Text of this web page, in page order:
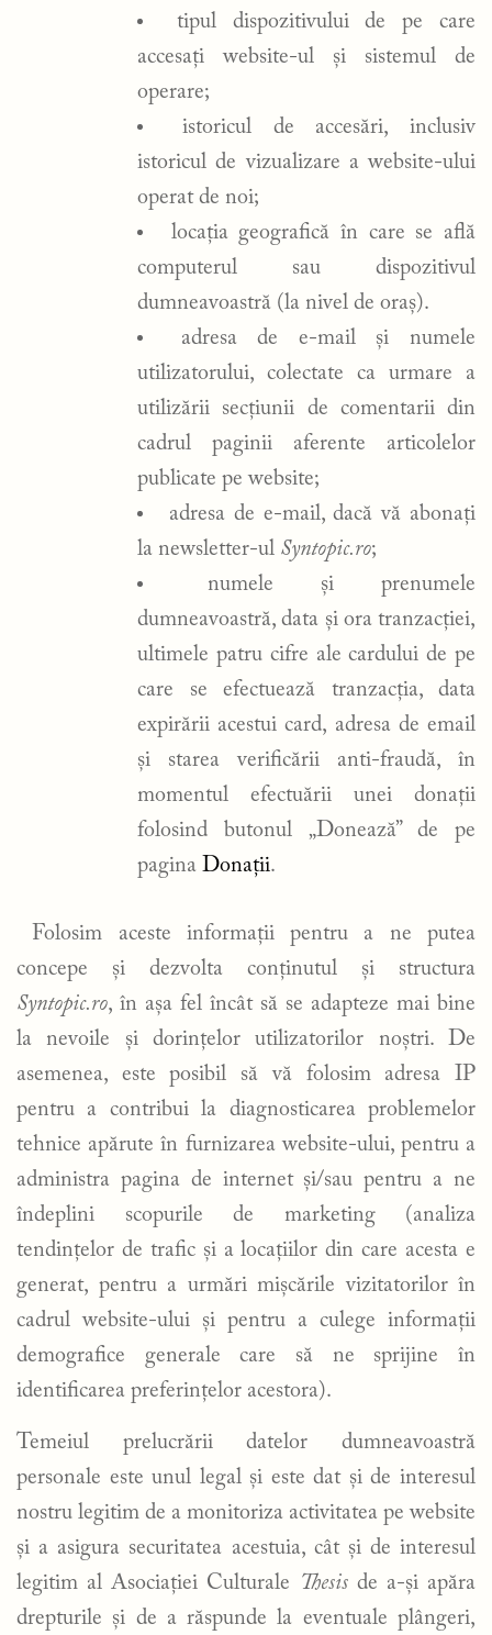
tipul dispozitivului de pe care
accesați website-ul și sistemul de
operare;
istoricul de accesări, inclusiv
istoricul de vizualizare a website-ului
operat de noi;
locația geografică în care se află
computerul sau dispozitivul
dumneavoastră (la nivel de oraș).
adresa de e-mail și numele
utilizatorului, colectate ca urmare a
utilizării secțiunii de comentarii din
cadrul paginii aferente articolelor
publicate pe website;
adresa de e-mail, dacă vă abonați
la newsletter-ul Syntopic.ro;
numele și prenumele
dumneavoastră, data și ora tranzacției,
ultimele patru cifre ale cardului de pe
care se efectuează tranzacția, data
expirării acestui card, adresa de email
și starea verificării anti-fraudă, în
momentul efectuării unei donații
folosind butonul „Donează” de pe
pagina Donații.
Folosim aceste informații pentru a ne putea
concepe și dezvolta conținutul și structura
Syntopic.ro, în așa fel încât să se adapteze mai bine
la nevoile și dorințelor utilizatorilor noștri. De
asemenea, este posibil să vă folosim adresa IP
pentru a contribui la diagnosticarea problemelor
tehnice apărute în furnizarea website-ului, pentru a
administra pagina de internet și/sau pentru a ne
îndeplini scopurile de marketing (analiza
tendințelor de trafic și a locațiilor din care acesta e
generat, pentru a urmări mișcările vizitatorilor în
cadrul website-ului și pentru a culege informații
demografice generale care să ne sprijine în
identificarea preferințelor acestora).
Temeiul prelucrării datelor dumneavoastră
personale este unul legal și este dat și de interesul
nostru legitim de a monitoriza activitatea pe website
și a asigura securitatea acestuia, cât și de interesul
legitim al Asociației Culturale Thesisde a-și apăra
drepturile și de a răspunde la eventuale plângeri,